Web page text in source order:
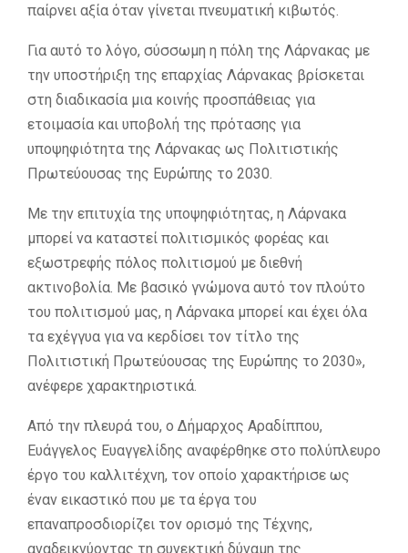
παίρνει αξία όταν γίνεται πνευματική κιβωτός.
Για αυτό το λόγο, σύσσωμη η πόλη της Λάρνακας με
την υποστήριξη της επαρχίας Λάρνακας βρίσκεται
στη διαδικασία μια κοινής προσπάθειας για
ετοιμασία και υποβολή της πρότασης για
υποψηφιότητα της Λάρνακας ως Πολιτιστικής
Πρωτεύουσας της Ευρώπης το 2030.
Με την επιτυχία της υποψηφιότητας, η Λάρνακα
μπορεί να καταστεί πολιτισμικός φορέας και
εξωστρεφής πόλος πολιτισμού με διεθνή
ακτινοβολία. Με βασικό γνώμονα αυτό τον πλούτο
του πολιτισμού μας, η Λάρνακα μπορεί και έχει όλα
τα εχέγγυα για να κερδίσει τον τίτλο της
Πολιτιστική Πρωτεύουσας της Ευρώπης το 2030»,
ανέφερε χαρακτηριστικά.
Από την πλευρά του, ο Δήμαρχος Αραδίππου,
Ευάγγελος Ευαγγελίδης αναφέρθηκε στο πολύπλευρο
έργο του καλλιτέχνη, τον οποίο χαρακτήρισε ως
έναν εικαστικό που με τα έργα του
επαναπροσδιορίζει τον ορισμό της Τέχνης,
αναδεικνύοντας τη συνεκτική δύναμη της